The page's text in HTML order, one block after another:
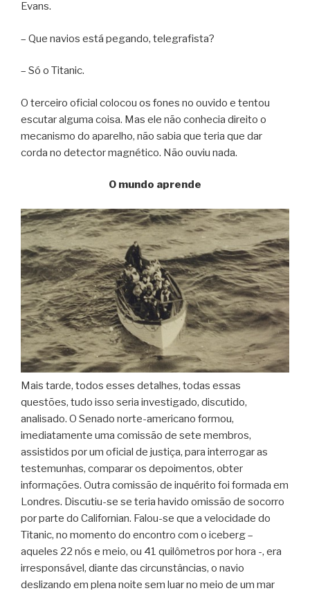
Evans.
– Que navios está pegando, telegrafista?
– Só o Titanic.
O terceiro oficial colocou os fones no ouvido e tentou
escutar alguma coisa. Mas ele não conhecia direito o
mecanismo do aparelho, não sabia que teria que dar
corda no detector magnético. Não ouviu nada.
O mundo aprende
Mais tarde, todos esses detalhes, todas essas
questões, tudo isso seria investigado, discutido,
analisado. O Senado norte-americano formou,
imediatamente uma comissão de sete membros,
assistidos por um oficial de justiça, para interrogar as
testemunhas, comparar os depoimentos, obter
informações. Outra comissão de inquérito foi formada em
Londres. Discutiu-se se teria havido omissão de socorro
por parte do Californian. Falou-se que a velocidade do
Titanic, no momento do encontro com o iceberg –
aqueles 22 nós e meio, ou 41 quilômetros por hora -, era
irresponsável, diante das circunstâncias, o navio
deslizando em plena noite sem luar no meio de um mar